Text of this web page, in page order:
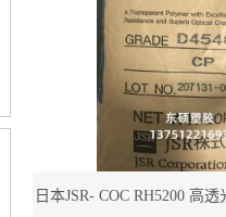
日本JSR- COC RH5200 高